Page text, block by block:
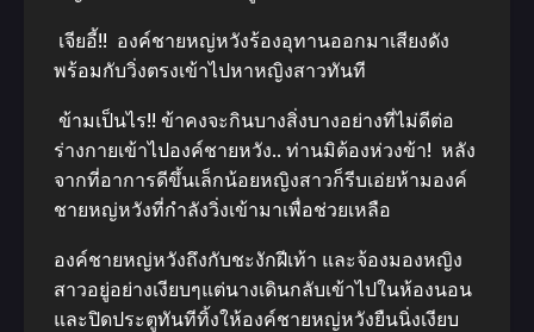
เจียอี้!! องค์ชายหญ่หวังร้องอุทานออกมาเสียงดัง
พร้อมกับวิ่งตรงเข้าไปหาหญิงสาวทันที
ข้ามเป็นไร!! ข้าคงจะกินบางสิ่งบางอย่างที่ไม่ดีต่อ
ร่างกายเข้าไปองค์ชายหวัง.. ท่านมิต้องห่วงข้า! หลัง
จากที่อาการดีขึ้นเล็กน้อยหญิงสาวก็รีบเอ่ยห้ามองค์
ชายหญ่หวังที่กําลังวิ่งเข้ามาเพื่อช่วยเหลือ
องค์ชายหญ่หวังถึงกับชะงักฝีเท้า และจ้องมองหญิง
สาวอยู่อย่างเงียบๆแต่นางเดินกลับเข้าไปในห้องนอน
และปิดประตูทันทีทิ้งให้องค์ชายหญ่หวังยืนนิ่งเงียบ